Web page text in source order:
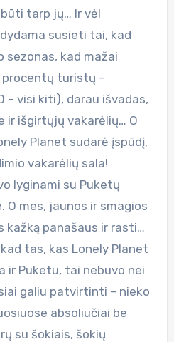
tarp jų… Ir vėl
susieti tai, kad
sezonas, kad mažai
turistų –
– visi kiti), darau išvadas,
ir išgirtųjų vakarėlių… O
Planet sudarė įspūdį,
vakarėlių sala!
lyginami su Puketų
O mes, jaunos ir smagios
kažką panašaus ir rasti…
tas, kas Lonely Planet
ir Puketu, tai nebuvo nei
galiu patvirtinti – nieko
absoliučiai be
su šokiais, šokių